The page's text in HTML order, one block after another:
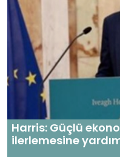
Harris: Güçlü
ilerlemesine